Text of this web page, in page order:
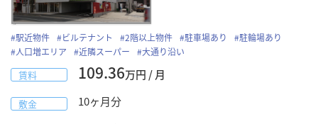
#駅近物件 #ビルテナント #2階以上物件 #駐車場あり #駐輪場あり
#人口増エリア #近隣スーパー #大通り沿い
賃料 109.36万円 / 月
敷金 10ヶ月分